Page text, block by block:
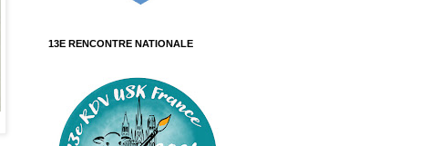
13E RENCONTRE NATIONALE